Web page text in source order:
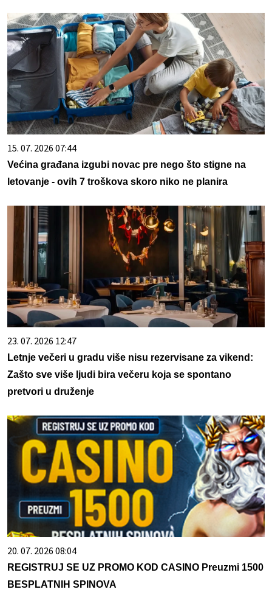
15. 07. 2026 07:44
Većina građana izgubi novac pre nego što stigne na
letovanje - ovih 7 troškova skoro niko ne planira
23. 07. 2026 12:47
Letnje večeri u gradu više nisu rezervisane za vikend:
Zašto sve više ljudi bira večeru koja se spontano
pretvori u druženje
20. 07. 2026 08:04
REGISTRUJ SE UZ PROMO KOD CASINO Preuzmi 1500
BESPLATNIH SPINOVA